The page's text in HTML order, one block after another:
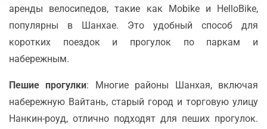
аренды велосипедов, такие как Mobike и HelloBike,
популярны в Шанхае. Это удобный способ для
коротких поездок и прогулок по паркам и
набережным.
Пешие прогулки: Многие районы Шанхая, включая
набережную Вайтань, старый город и торговую улицу
Нанкин-роуд, отлично подходят для пеших прогулок.